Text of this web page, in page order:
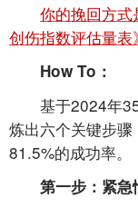
你的挽回方
创伤指数评估量表
How To：
基于2024年
炼出六个关键步
81.5%的成功率。
第一步：紧急